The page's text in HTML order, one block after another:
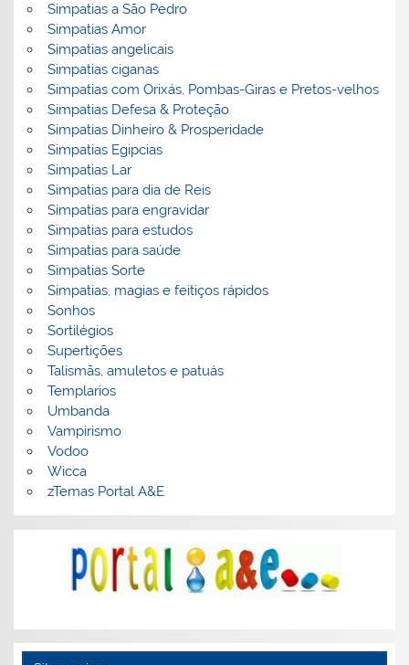
Simpatias a São Pedro
Simpatias Amor
Simpatias angelicais
Simpatias ciganas
Simpatias com Orixás, Pombas-Giras e Pretos-velhos
Simpatias Defesa & Proteção
Simpatias Dinheiro & Prosperidade
Simpatias Egipcias
Simpatias Lar
Simpatias para dia de Reis
Simpatias para engravidar
Simpatias para estudos
Simpatias para saúde
Simpatias Sorte
Simpatias, magias e feitiços rápidos
Sonhos
Sortilégios
Supertições
Talismãs, amuletos e patuás
Templarios
Umbanda
Vampirismo
Vodoo
Wicca
zTemas Portal A&E